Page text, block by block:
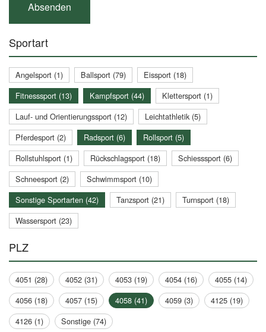
Sportart
Angelsport (1) Ballsport (79)
Eissport (18)
Fitnesssport (13)
Kampfsport (44)
Klettersport (1)
Lauf- und Orientierungssport (12)
Leichtathletik (5)
Pferdesport (2)
Radsport (6)
Rollsport (5)
Rollstuhlsport (1)
Rückschlagsport (18)
Schiesssport (6)
Schneesport (2)
Schwimmsport (10)
Sonstige Sportarten (42)
Tanzsport (21)
Turnsport (18)
Wassersport (23)
PLZ
4051 (28) 4052 (31) 4053 (19) 4054 (16)
4055 (14)
4056 (18)
4057 (15) 4058 (41) 4059 (3)
4125 (19)
4126 (1)
Sonstige (74)